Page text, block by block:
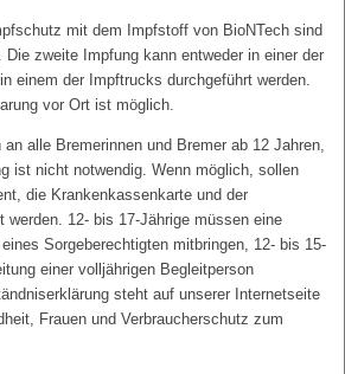
mit dem Impfstoff von BioNTech sind
zweite Impfung kann entweder in einer der
einem der Impftrucks durchgeführt werden.
vor Ort ist möglich.
alle Bremerinnen und Bremer ab 12 Jahren,
ist nicht notwendig. Wenn möglich, sollen
die Krankenkassenkarte und der
werden. 12- bis 17-Jährige müssen eine
Sorgeberechtigten mitbringen, 12- bis 15-
einer volljährigen Begleitperson
steht auf unserer Internetseite
Frauen und Verbraucherschutz zum